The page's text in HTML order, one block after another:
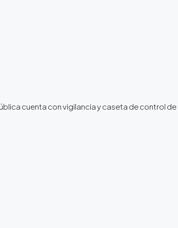
cuenta con vigilancia y caseta de control